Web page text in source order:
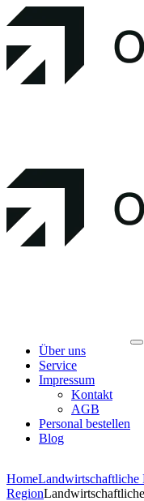
Über uns
Service
Impressum
Kontakt
AGB
Personal bestellen
Blog
HomeLandwirtschaftliche
Region